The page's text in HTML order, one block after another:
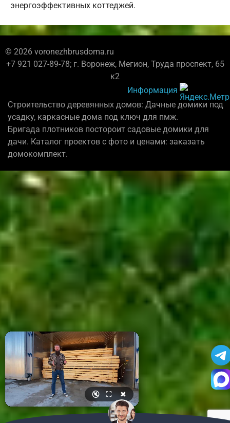
энергоэффективных коттеджей.
© 2026 voronezhbrusdoma.ru
+7 921 027-89-78; г. Воронеж, Мегион, Труда проспект, 65
к2
Информация
Строительство деревянных домов: Дачные домики под
усадку, каркасные дома под ключ для пмж.
Бригада плотников постороит садовые домики для
дачи. Каталог проектов с фото и ценами: заказать
домокомплект.
🔇 ⛶ ✖